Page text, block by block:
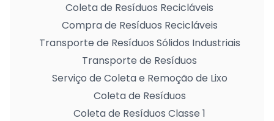
Coleta de Resíduos Recicláveis
Compra de Resíduos Recicláveis
Transporte de Resíduos Sólidos Industriais
Transporte de Resíduos
Serviço de Coleta e Remoção de Lixo
Coleta de Resíduos
Coleta de Resíduos Classe 1